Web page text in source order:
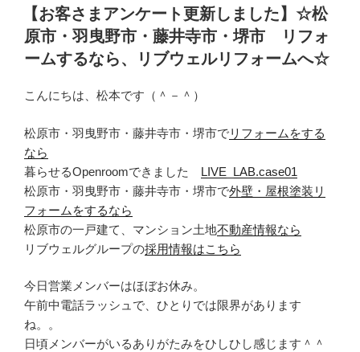
日:【お客さまアンケート更新しました】☆松
原市・羽曳野市・藤井寺市・堺市 リフォ
ームするなら、リブウェルリフォームへ☆
こんにちは、松本です（＾－＾）
松原市・羽曳野市・藤井寺市・堺市でリフォームをする
なら
暮らせるOpenroomできました LIVE_LAB.case01
松原市・羽曳野市・藤井寺市・堺市で外壁・屋根塗装リ
フォームをするなら
松原市の一戸建て、マンション土地不動産情報なら
リブウェルグループの採用情報はこちら
今日営業メンバーはほぼお休み。
午前中電話ラッシュで、ひとりでは限界があります
ね。。
日頃メンバーがいるありがたみをひしひし感じます＾＾